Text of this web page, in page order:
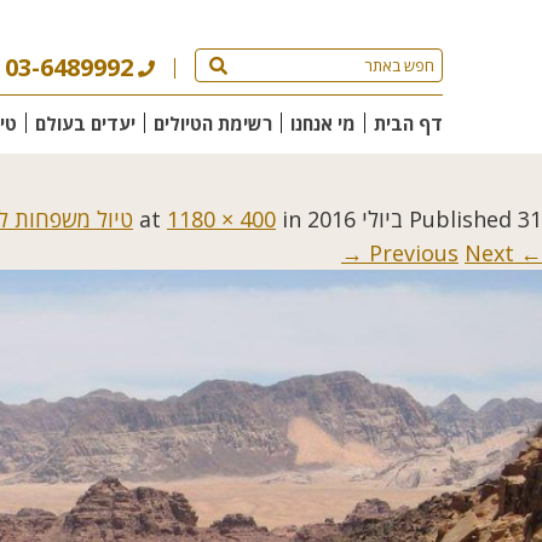
03-6489992
דף הבית מי אנחנו רשימת הטיולים יעדים בעולם
Published 31 ביולי 2016 1180 × 400 in
טיול משפחות
← Previous
Next →